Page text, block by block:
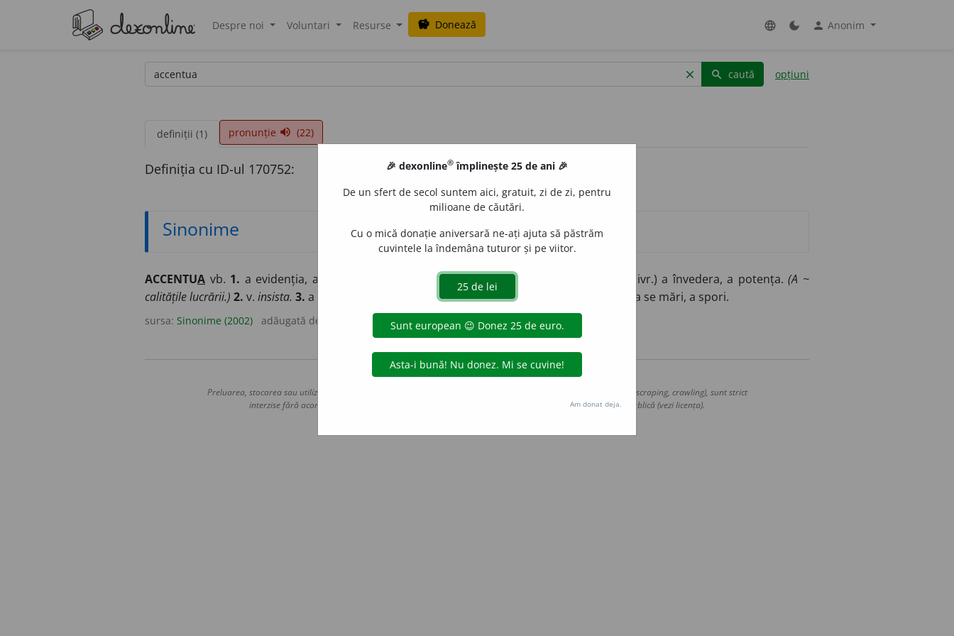
Despre noi Voluntari Resurse savings Donează language dark_mode person Anonim
clear search caută opțiuni
definiții (1) pronunție volume_up (22)
Definiția cu ID-ul 170752:
Sinonime
ACCENTUA vb. 1. a evidenția, a întări, a marca, a puncta, a releva, a reliefa, a sublinia, (livr.) a învedera, a potența.(A ~
calitățile lucrării.) 2. v. insista. 3. a se amplifica, a crește, a se intensifica, a se întări, a se înteți, a se mări, a spori.
sursa: Sinonime (2002) adăugată de acțiuni
Copyright © 2004-2026 dexonline (https://dexonline.ro)
Preluarea, stocarea sau utilizarea datelor de pe acest site, inclusiv prin orice metode de extragere automată (web scraping, crawling), sunt strict
interzise fără acordul nostru prealabil scris, cu excepția seturilor de date oferite oficial spre utilizare publică (vezi licența).
🎉 dexonline® împlinește 25 de ani 🎉
De un sfert de secol suntem aici, gratuit, zi de zi, pentru
milioane de căutări.
Cu o mică donație aniversară ne-ați ajuta să păstrăm
cuvintele la îndemâna tuturor și pe viitor.
Am donat deja.